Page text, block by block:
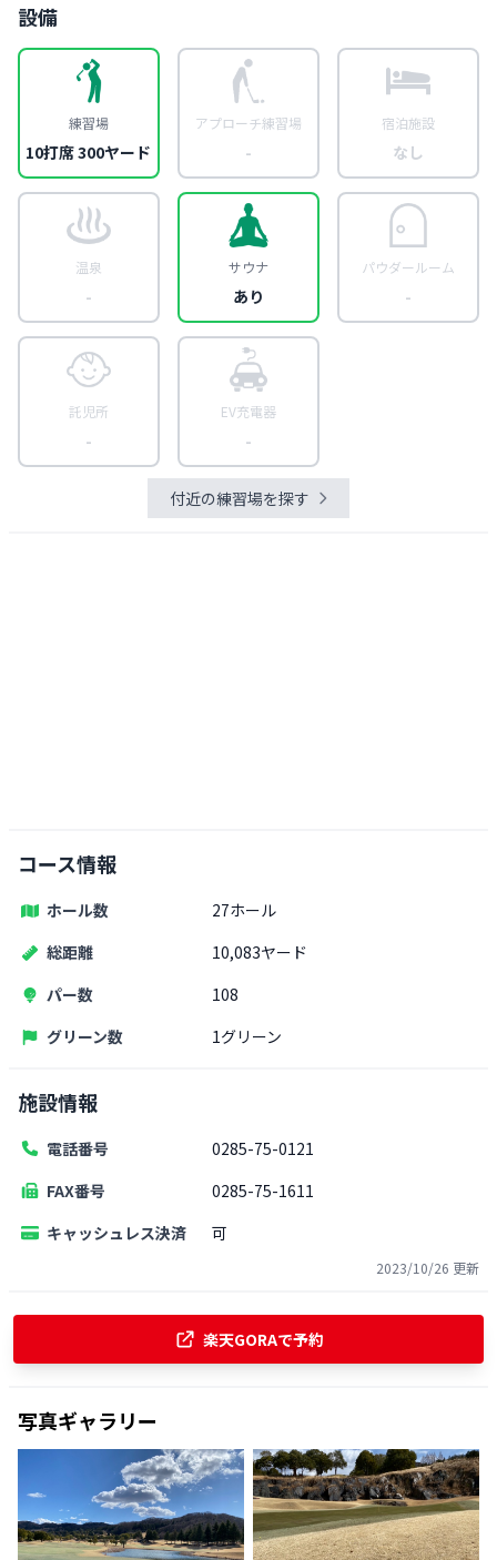
設備
練習場
10打席 300ヤード
アプローチ練習場
-
宿泊施設
なし
温泉
-
サウナ
あり
パウダールーム
-
託児所
-
EV充電器
-
付近の練習場を探す
コース情報
ホール数
27ホール
総距離
10,083ヤード
パー数
108
グリーン数
1グリーン
施設情報
電話番号
0285-75-0121
FAX番号
0285-75-1611
キャッシュレス決済
可
2023/10/26 更新
楽天GORAで予約
写真ギャラリー